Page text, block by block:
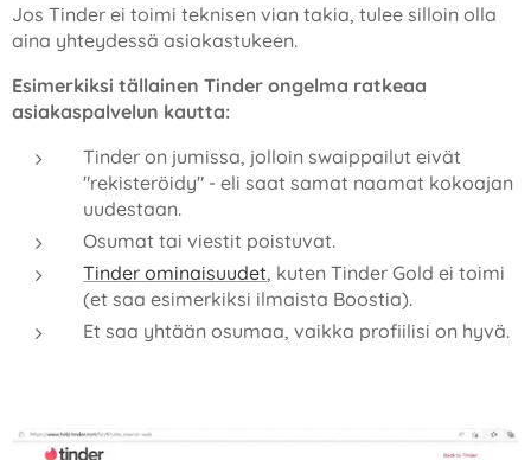
Jos Tinder ei toimi teknisen vian takia, tulee silloin olla
aina yhteydessä asiakastukeen.
Esimerkiksi tällainen Tinder ongelma ratkeaa
asiakaspalvelun kautta:
Tinder on jumissa, jolloin swaippailut eivät
"rekisteröidy" - eli saat samat naamat kokoajan
uudestaan.
Osumat tai viestit poistuvat.
Tinder ominaisuudet, kuten Tinder Gold ei toimi
(et saa esimerkiksi ilmaista Boostia).
Et saa yhtään osumaa, vaikka profiilisi on hyvä.